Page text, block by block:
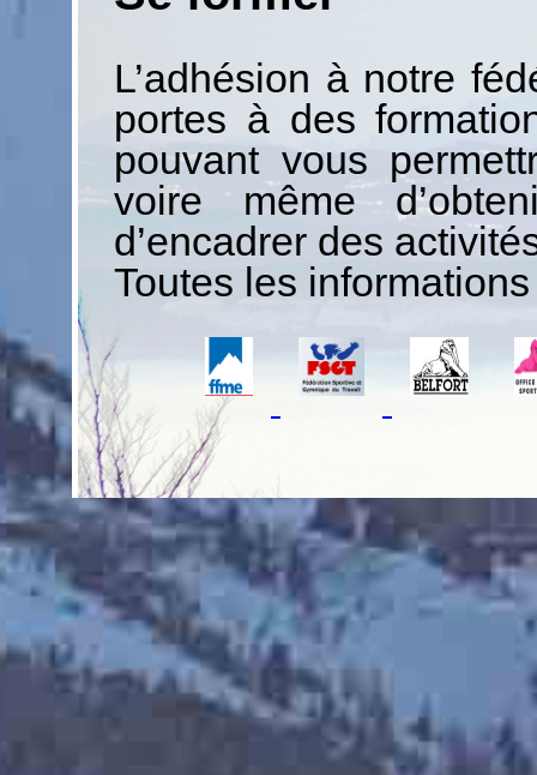
L’adhésion à notre
portes à des
pouvant vous
voire même
d’encadrer des
Toutes les